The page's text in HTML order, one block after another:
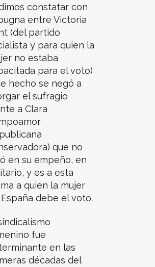
constatar con
entre Victoria
(del partido
y para quien la
no estaba
para el voto)
hecho se negó a
el sufragio
a Clara
que no
en su empeño, en
y es a esta
a quien la mujer
debe el voto.
fue
en las
décadas del